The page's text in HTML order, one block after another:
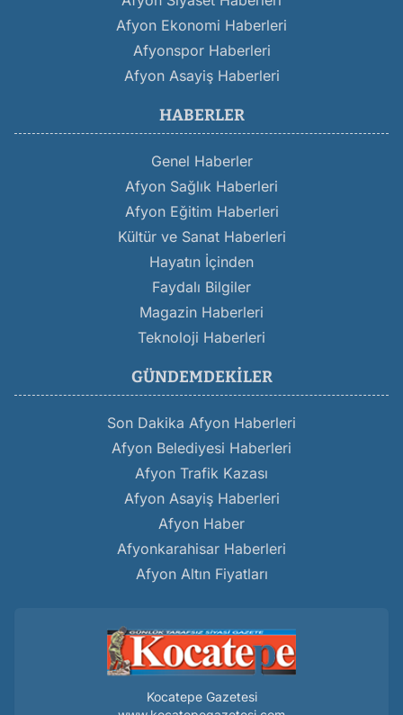
Afyon Ekonomi Haberleri
Afyonspor Haberleri
Afyon Asayiş Haberleri
HABERLER
Genel Haberler
Afyon Sağlık Haberleri
Afyon Eğitim Haberleri
Kültür ve Sanat Haberleri
Hayatın İçinden
Faydalı Bilgiler
Magazin Haberleri
Teknoloji Haberleri
GÜNDEMDEKILER
Son Dakika Afyon Haberleri
Afyon Belediyesi Haberleri
Afyon Trafik Kazası
Afyon Asayiş Haberleri
Afyon Haber
Afyonkarahisar Haberleri
Afyon Altın Fiyatları
Kocatepe Gazetesi